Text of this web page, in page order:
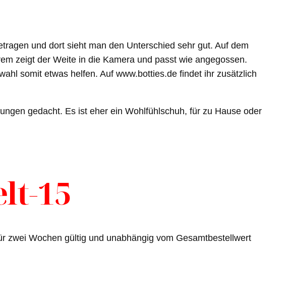
und dort sieht man den Unterschied sehr gut. Auf dem
zeigt der Weite in die Kamera und passt wie angegossen.
somit etwas helfen. Auf www.botties.de findet ihr zusätzlich
gedacht. Es ist eher ein Wohlfühlschuh, für zu Hause oder
15
zwei Wochen gültig und unabhängig vom Gesamtbestellwert